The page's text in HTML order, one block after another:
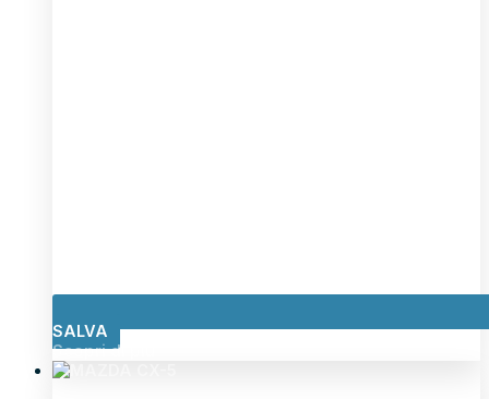
SALVA
Scopri di più